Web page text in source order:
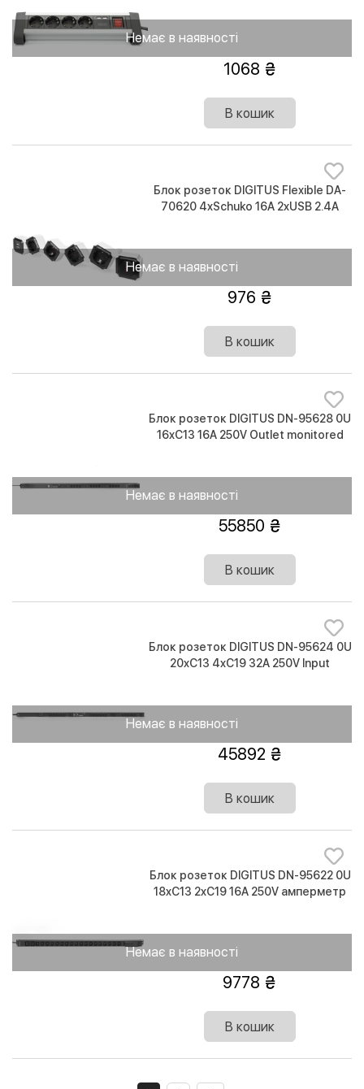
Немає в наявності
1068
В кошик
Немає в наявності
Блок розеток DIGITUS Flexible DA-
70620 4xSchuko 16A 2xUSB 2.4A
976
В кошик
Немає в наявності
Блок розеток DIGITUS DN-95628 0U
16xC13 16A 250V Outlet monitored
55850
В кошик
Немає в наявності
Блок розеток DIGITUS DN-95624 0U
20xC13 4xC19 32A 250V Input
45892
В кошик
Немає в наявності
Блок розеток DIGITUS DN-95622 0U
18xC13 2xC19 16A 250V амперметр
9778
В кошик